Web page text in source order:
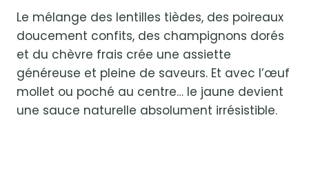
Le mélange des lentilles tièdes, des poireaux
doucement confits, des champignons dorés
et du chèvre frais crée une assiette
généreuse et pleine de saveurs. Et avec l’œuf
mollet ou poché au centre… le jaune devient
une sauce naturelle absolument irrésistible.